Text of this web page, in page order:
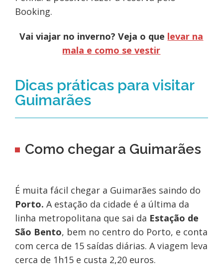
Booking.
Vai viajar no inverno? Veja o que levar na
mala e como se vestir
Dicas práticas para visitar
Guimarães
Como chegar a Guimarães
É muita fácil chegar a Guimarães saindo do
Porto. A estação da cidade é a última da
linha metropolitana que sai da Estação de
São Bento, bem no centro do Porto, e conta
com cerca de 15 saídas diárias. A viagem leva
cerca de 1h15 e custa 2,20 euros.